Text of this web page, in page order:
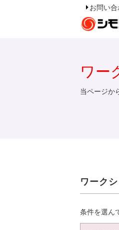
お問い
ワー
当ページか
ワーク
条件を選ん